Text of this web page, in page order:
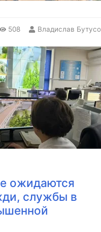
508 Владислав
ожидаются
службы в